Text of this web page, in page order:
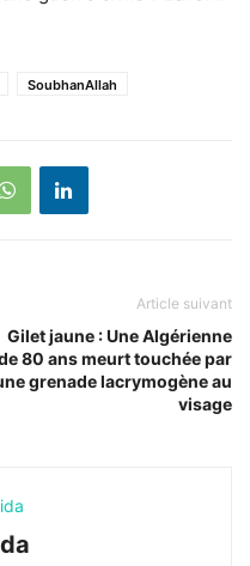
SoubhanAllah
Article suivant
Gilet jaune : Une Algérienne
80 ans meurt touchée par
grenade lacrymogène au
visage